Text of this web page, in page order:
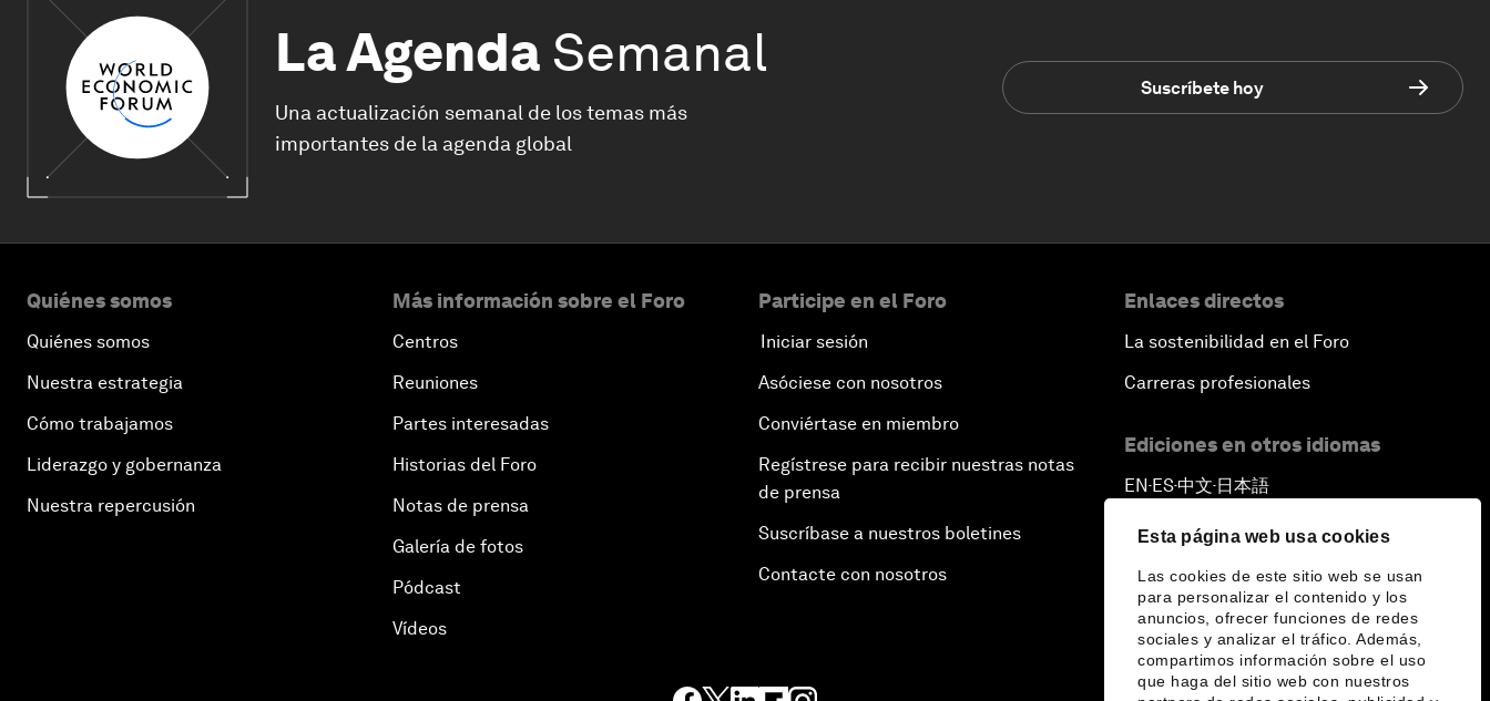
Esta página web usa cookies
Las cookies de este sitio web se usan
para personalizar el contenido y los
anuncios, ofrecer funciones de redes
sociales y analizar el tráfico. Además,
compartimos información sobre el uso
que haga del sitio web con nuestros
La Agenda Semanal
Una actualización semanal de los temas más
importantes de la agenda global
Suscríbete hoy
Quiénes somos
Quiénes somos
Nuestra estrategia
Cómo trabajamos
Liderazgo y gobernanza
Nuestra repercusión
Más información sobre el Foro
Centros
Reuniones
Partes interesadas
Historias del Foro
Notas de prensa
Galería de fotos
Pódcast
Vídeos
Participe en el Foro
Iniciar sesión
Asóciese con nosotros
Conviértase en miembro
Regístrese para recibir nuestras notas
de prensa
Suscríbase a nuestros boletines
Contacte con nosotros
Enlaces directos
La sostenibilidad en el Foro
Carreras profesionales
Ediciones en otros idiomas
EN ▪ES▪中文▪ 日本語